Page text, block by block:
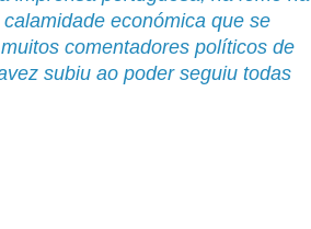
económica que se
comentadores políticos de
subiu ao poder seguiu todas